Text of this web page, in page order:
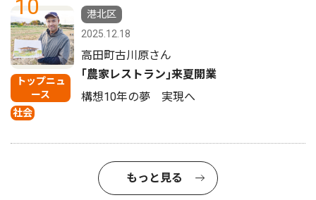
10
トップニュ
ース
社会
港北区
2025.12.18
高田町古川原さん
｢農家レストラン｣来夏開業
構想10年の夢 実現へ
もっと見る